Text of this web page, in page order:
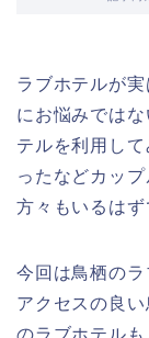
ラブホテルが
にお悩みでは
テルを利用し
ったなどカッ
方々もいるはず
今回は鳥栖の
アクセスの良
のラブホテル